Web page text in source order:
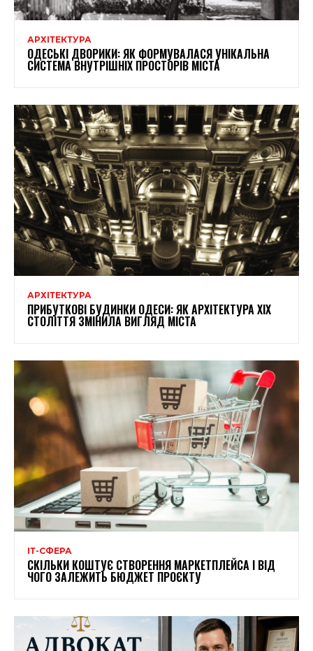
АРХІТЕКТУРА
ОДЕСЬКІ ДВОРИКИ: ЯК ФОРМУВАЛАСЯ УНІКАЛЬНА
СИСТЕМА ВНУТРІШНІХ ПРОСТОРІВ МІСТА
АРХІТЕКТУРА
ПРИБУТКОВІ БУДИНКИ ОДЕСИ: ЯК АРХІТЕКТУРА XIX
СТОЛІТТЯ ЗМІНИЛА ВИГЛЯД МІСТА
ІТ-СФЕРА
СКІЛЬКИ КОШТУЄ СТВОРЕННЯ МАРКЕТПЛЕЙСА І ВІД
ЧОГО ЗАЛЕЖИТЬ БЮДЖЕТ ПРОЄКТУ